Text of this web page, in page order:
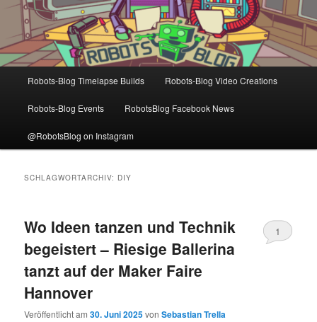
Robots-Blog Timelapse Builds Robots-Blog Video Creations
Robots-Blog Events RobotsBlog Facebook News
@RobotsBlog on Instagram
SCHLAGWORTARCHIV: DIY
Wo Ideen tanzen und Technik
begeistert – Riesige Ballerina
tanzt auf der Maker Faire
Hannover
Veröffentlicht am30. Juni 2025vonSebastian Trella
1